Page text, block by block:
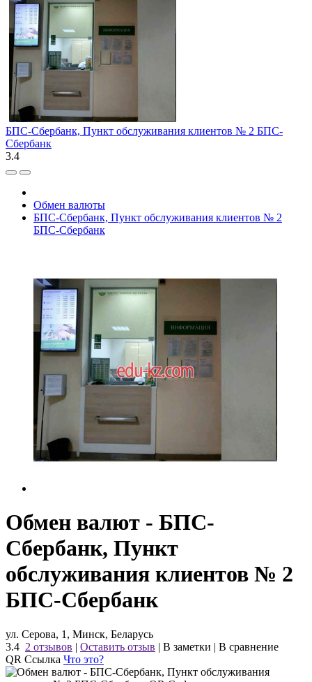
БПС-Сбербанк, Пункт обслуживания клиентов № 2 БПС-
Сбербанк
3.4
Обмен валюты
БПС-Сбербанк, Пункт обслуживания клиентов № 2
БПС-Сбербанк
Обмен валют - БПС-
Сбербанк, Пункт
обслуживания клиентов № 2
БПС-Сбербанк
ул. Серова, 1, Минск, Беларусь
3.4 2 отзывов | Оставить отзыв | В заметки | В сравнение
QR Ссылка Что это?